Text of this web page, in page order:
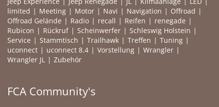
limited
Meeting Motor Navi Navigation
Offroad
Offroad Gelände
Radio recall Reifen
renegade
Rubicon
Rückruf Scheinwerfer
Schleswig Holstein
Service
Stammtisch Trailhawk Treffen
Tuning
uconnect
uconnect 8.4 Vorstellung
Wrangler
Wrangler JL
Zubehör
FCA Community's